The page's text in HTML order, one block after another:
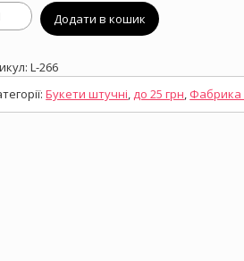
Додати в кошик
L-266
Букети штучні,до 25 грн, Фабрика